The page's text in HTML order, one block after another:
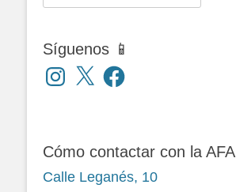
Síguenos 📱
Instagram
X Facebook
Cómo contactar con la AFA
Calle Leganés, 10